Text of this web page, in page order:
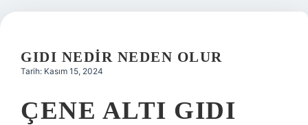
Hakkımızda
GIDI NEDIR NEDEN OLUR
Tarih: Kasım 15, 2024
ÇENE ALTI GIDI